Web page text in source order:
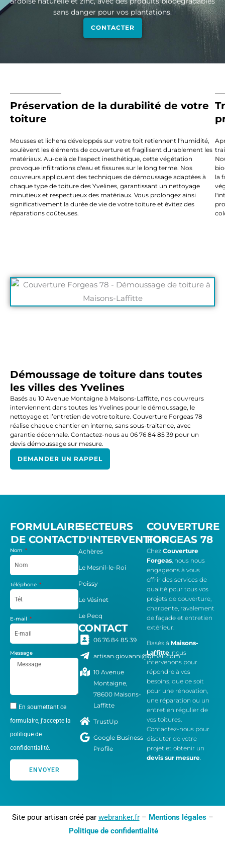
sans danger pour vos plantations.
CONTACTER
Préservation de la durabilité de votre
toiture
Mousses et lichens développés sur votre toit retiennent l'humidité,
soulèvent les éléments de couverture et fragilisent durablement les
matériaux. Au-delà de l'aspect inesthétique, cette végétation
provoque infiltrations d'eau et fissures sur le long terme. Nos
couvreurs appliquent des techniques de démoussage adaptées à
chaque type de toiture des Yvelines, garantissant un nettoyage
minutieux et respectueux des matériaux. Vous prolongez ainsi
significativement la durée de vie de votre toiture et évitez des
réparations coûteuses.
la
Démoussage de toiture dans toutes
les villes des Yvelines
Basés au 10 Avenue Montaigne à Maisons-Laffitte, nos couvreurs
interviennent dans toutes les Yvelines pour le démoussage, le
nettoyage et l’entretien de votre toiture. Couverture Forgeas 78
réalise chaque chantier en interne, sans sous-traitance, avec
garantie décennale. Contactez-nous au 06 76 84 85 39 pour un
devis démoussage sur mesure.
DEMANDER UN RAPPEL
SECTEURS
D'INTERVENTION
Achères
Le Mesnil-le-Roi
Poissy
Le Vésinet
Le Pecq
CONTACT
06 76 84 85 39
artisan.giovanni@gmail.com
10 Avenue
Montaigne,
78600 Maisons-
Laffitte
TrustUp
Google Business
Profile
COUVERTURE
FORGEAS 78
Chez Couverture
Forgeas, nous nous
engageons à vous
offrir des services de
qualité pour tous vos
projets de couverture,
charpente, ravalement
de façade et entretien
extérieur.
Basés à Maisons-
Laffitte, nous
intervenons pour
répondre à vos
besoins, que ce soit
pour une rénovation,
une réparation ou un
entretien régulier de
vos toitures.
Contactez-nous pour
discuter de votre
projet et obtenir un
devis sur mesure.
FORMULAIRE
DE CONTACT
Nom
Téléphone
E-mail
Message
En soumettant ce
formulaire, j'accepte la
politique de
confidentialité.
ENVOYER
Site pour artisan créé par webranker.fr– Mentions légales–
Politique de confidentialité